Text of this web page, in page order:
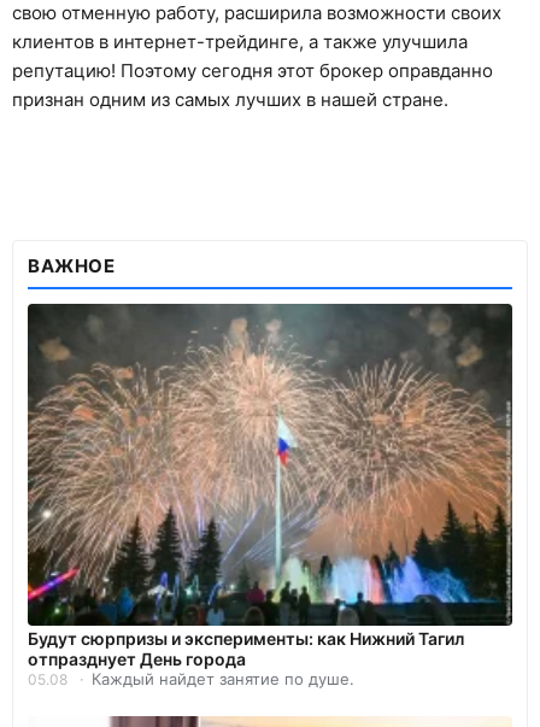
свою отменную работу, расширила возможности своих
клиентов в интернет-трейдинге, а также улучшила
репутацию! Поэтому сегодня этот брокер оправданно
признан одним из самых лучших в нашей стране.
ВАЖНОЕ
Будут сюрпризы и эксперименты: как Нижний Тагил
отпразднует День города
05.08 Каждый найдет занятие по душе.